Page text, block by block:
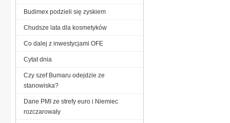
Budimex podzieli się zyskiem
Chudsze lata dla kosmetyków
Co dalej z inwestycjami OFE
Cytat dnia
Czy szef Bumaru odejdzie ze
stanowiska?
Dane PMI ze strefy euro i Niemiec
rozczarowały